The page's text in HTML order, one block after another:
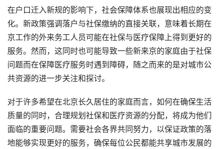
在户口迁入新规的影响下，社会保障体系也展现出相应的变
化。新政策强调落户与社保缴纳的直接关联，意味着长期在
京工作的外来务工人员可能在社保与医疗保障上得到更好的
服务。然而，这同时也可能导致一些新来京的家庭由于社保
问题而在保障医疗服务时遇到障碍，随之而来的是对城市公
共资源的进一步关注和探讨。
对于许多希望在北京长久居住的家庭而言，如何在确保生活
质量的同时，合理规划社保和医疗资源的分配，将成为他们
面临的重要问题。需要社会各界共同努力，以保证政策的落
地能够实现更好的服务，确保每位公民都能共享城市发展的